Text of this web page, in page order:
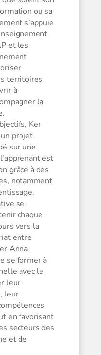
ou sa
s’appuie
et les
territoires
à
la
Ker
projet
sur une
est
grâce à des
notamment
se
chaque
vers la
entre
Anna
se former à
avec le
leur
leur
en favorisant
secteurs des
et de